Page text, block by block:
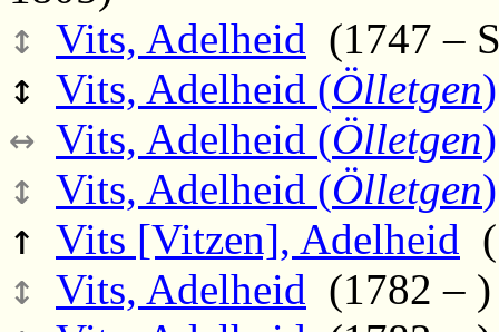
↕ Vits, Adelheid (1747 –
↕ Vits, Adelheid (Ölletgen)
↔ Vits, Adelheid (Ölletgen)
↕ Vits, Adelheid (Ölletgen)
↑ Vits [Vitzen], Adelheid
↕ Vits, Adelheid (1782 – )